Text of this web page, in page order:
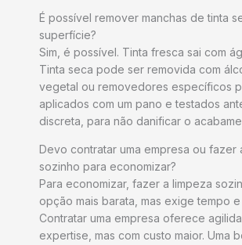
É possível remover manchas de tinta
superfície?
Sim, é possível. Tinta fresca sai com
Tinta seca pode ser removida com
vegetal ou removedores específicos
aplicados com um pano e testados
discreta, para não danificar o
Devo contratar uma empresa ou fazer
sozinho para economizar?
Para economizar, fazer a limpeza
opção mais barata, mas exige tempo
Contratar uma empresa oferece
expertise, mas com custo maior. Uma